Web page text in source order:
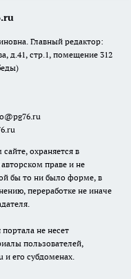
Главный редактор:
д.41, стр.1, помещение 312
охраняется в
праве и не
бы то ни было форме, в
переработке не иначе
портала не несет
пользователей,
его субдоменах.